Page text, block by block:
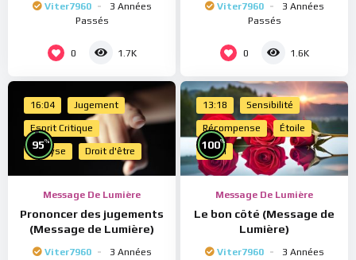
Viter7960
3 Années
Passés
0 1.7K
Viter7960
3 Années
Passés
0 1.6K
16:04 Jugement
Esprit Critique
Analyse Droit d'être
95%
Message De Lumière
Prononcer des jugements
(Message de Lumière)
Viter7960
3 Années
13:18 Sensibilité
Récompense Étoile
Merci
100%
Message De Lumière
Le bon côté (Message de
Lumière)
Viter7960
3 Années